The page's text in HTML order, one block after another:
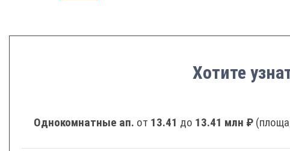
Хотите
Однокомнатные ап. от 13.41 до 13.41 млн ₽